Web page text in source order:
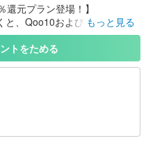
還元プラン登場！】
、Qoo10および@cosme SH
上限5,000ポイント）還元。
ト還元率を含んだ還元率で
は、必ず以下ホームぺージ
もっと見る
トをためる